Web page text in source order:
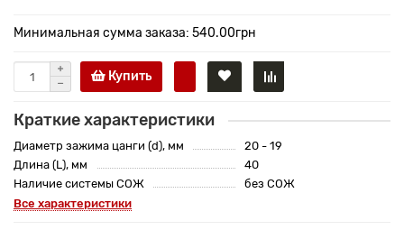
Минимальная сумма заказа: 540.00грн
Купить
Краткие характеристики
Диаметр зажима цанги (d), мм
20 - 19
Длина (L), мм
40
Наличие системы СОЖ
без СОЖ
Все характеристики